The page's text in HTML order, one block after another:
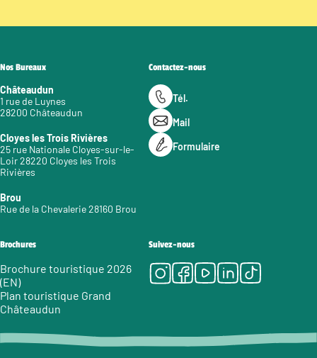
Nos Bureaux
Châteaudun
1 rue de Luynes
28200 Châteaudun
Cloyes les Trois Rivières
25 rue Nationale Cloyes-sur-le-
Loir 28220 Cloyes les Trois
Rivières
Brou
Rue de la Chevalerie 28160 Brou
Contactez-nous
Tél.
Mail
Formulaire
Brochures
Brochure touristique 2026
(EN)
Plan touristique Grand
Châteaudun
Suivez-nous
Instagram
Facebook
Youtube
LinkedIn
Tiktok